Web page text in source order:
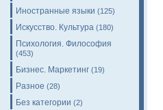
Иностранные языки (125)
Искусство. Культура (180)
Психология. Философия
(453)
Бизнес. Маркетинг (19)
Разное (28)
Без категории (2)